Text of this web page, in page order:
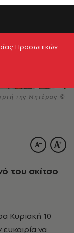
της Μητέρας ©
του σκίτσο
Κυριακή 10
ευκαιρία να
Προσωπικών